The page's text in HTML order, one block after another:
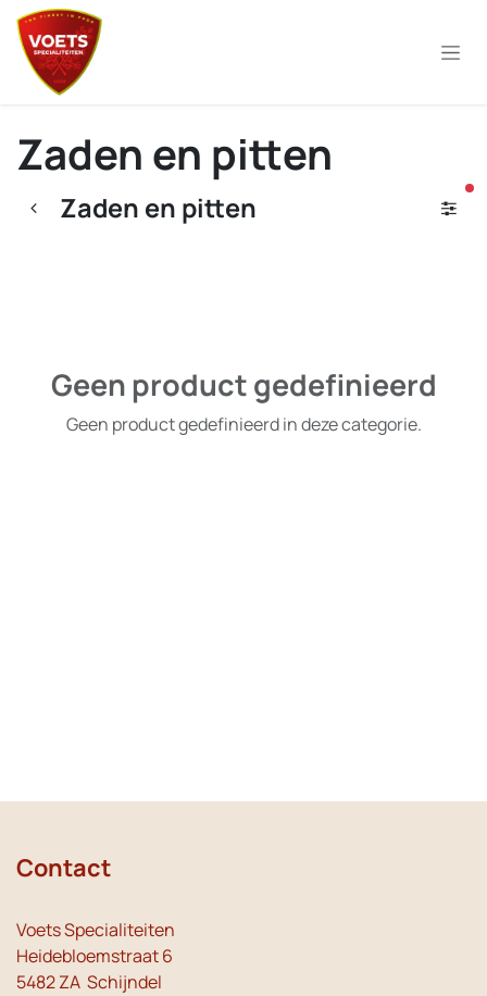
Overslaan naar inhoud
Zaden en pitten
Zaden en pitten
Geen product gedefinieerd
Geen product gedefinieerd in deze categorie.
Contact
Voets Specialiteiten
Heidebloemstraat 6
5482 ZA Schijndel